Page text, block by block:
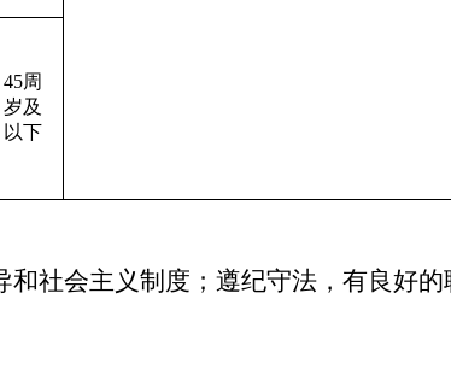
45周
岁及
以下
社会主义制度； 遵纪守法，有良好的